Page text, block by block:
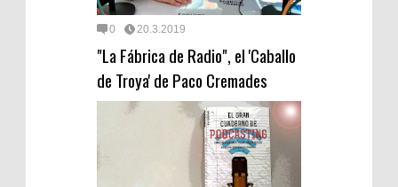
0 20.3.2019
"La Fábrica de Radio", el 'Caballo
de Troya' de Paco Cremades